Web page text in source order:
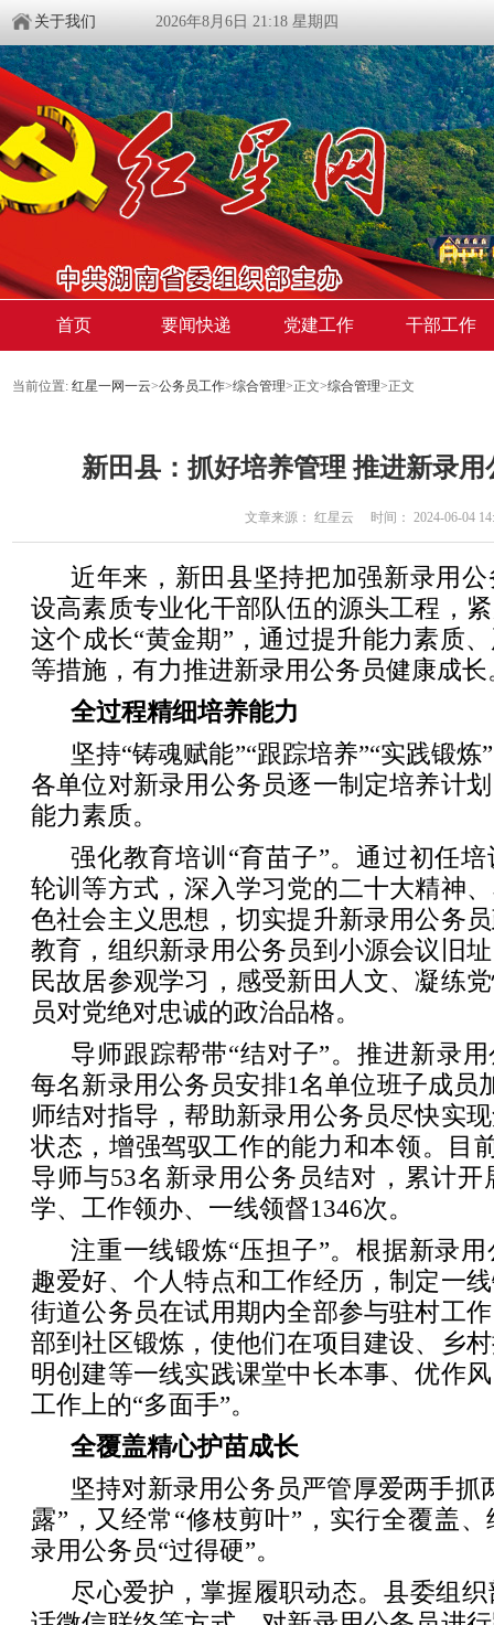
关于我们 2026年8月6日 21:18 星期四
首页 要闻快递 党建工作 干部工作
当前位置: 红星一网一云>公务员工作>综合管理>正文>综合管理>正文
新田县：抓好培养管理 推进新录
文章来源： 红星云 时间： 2024-06-04
近年来，新田县坚持把加强新录用
设高素质专业化干部队伍的源头工程，
这个成长“黄金期”，通过提升能力素质
等措施，有力推进新录用公务员健康成长
全过程精细培养能力
坚持“铸魂赋能”“跟踪培养”“实践锻
各单位对新录用公务员逐一制定培养计
能力素质。
强化教育培训“育苗子”。通过初任
轮训等方式，深入学习党的二十大精神
色社会主义思想，切实提升新录用公务
教育，组织新录用公务员到小源会议旧
民故居参观学习，感受新田人文、凝练
员对党绝对忠诚的政治品格。
导师跟踪帮带“结对子”。推进新录
每名新录用公务员安排1名单位班子成员
师结对指导，帮助新录用公务员尽快实
状态，增强驾驭工作的能力和本领。目
导师与53名新录用公务员结对，累计
学、工作领办、一线领督1346次。
注重一线锻炼“压担子”。根据新录
趣爱好、个人特点和工作经历，制定一
街道公务员在试用期内全部参与驻村工
部到社区锻炼，使他们在项目建设、乡
明创建等一线实践课堂中长本事、优作
工作上的“多面手”。
全覆盖精心护苗成长
坚持对新录用公务员严管厚爱两手抓
露”，又经常“修枝剪叶”，实行全覆盖
录用公务员“过得硬”。
尽心爱护，掌握履职动态。县委组